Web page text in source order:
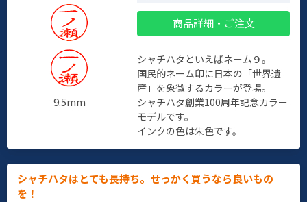
9.5mm
商品詳細・ご注文
シャチハタといえばネーム９。
国民的ネーム印に日本の「世界遺
産」を象徴するカラーが登場。
シャチハタ創業100周年記念カラー
モデルです。
インクの色は朱色です。
シャチハタはとても長持ち。せっかく買うなら良いもの
を！